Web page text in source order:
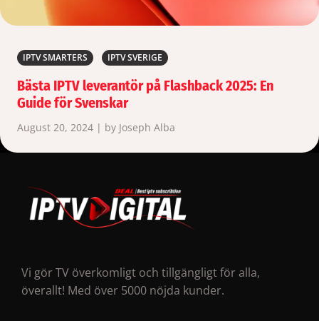
IPTV SMARTERS IPTV SVERIGE
Bästa IPTV leverantör på Flashback 2025: En
Guide för Svenskar
August 20, 2024 | by Joseph Alba
Vi gör TV överkomligt och tillgängligt för alla,
överallt! Med över 5000 nöjda kunder.